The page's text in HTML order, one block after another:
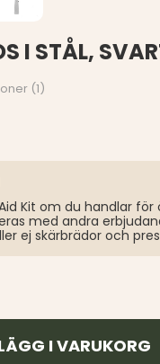
I STÅL,
(1)
Kit om du handlar för
med andra
ej skärbrädor och
I VARUKORG